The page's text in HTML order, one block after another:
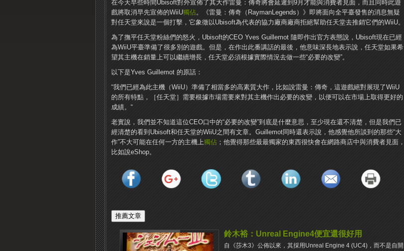
在今天早些時間Ubisoft對外宣佈了其大作雷曼：傳奇將會延遲到9月才能與消費者見面，而且同時此遊
戲將取消早先宣佈的WiiU獨佔。《雷曼：傳奇（RaymanLegends）》即將面向全平臺發售的消息無疑
對任天堂來說是一個打擊，它象徵以Ubisoft為代表的協力廠商廠商拒絕幫助任天堂去推銷它們的WiiU。
為了撫平任天堂粉絲們的怒火，Ubisoft的CEO Yves Guillemot 隨即作出官方表態說，Ubisoft現在已經
為WiiU平臺準備了很多別的遊戲。但是，在作出此番講話的最後，他意味深長地表示說，任天堂如果希
望其主機在銷量上可以繼續增長，任天堂必須根據實際情況去做一些“必要的改變”。
以下是Yves Guillemot 的原話：
“我們已經為此主機（WiiU）準備了相當多的高素質大作，比如說雷曼：傳奇，這遊戲絕對展現了WiiU
的所有特點，［任天堂］需要根據市場需要來對其主機作出必要的改變，以便可以在市場上取得更好的
成績。“
老實說，我們並不知道這位CEO口中的“必要的改變”到底是什麼意思，至少現在還不清楚，但是我們已
經清楚的看到Ubisoft和任天堂的WiiU之間有文章。Guillemot同時還表示說，他感覺他所談到的那些“大
作”不大可能在任何一方的主機上獨佔 ；他覺得那些最最獨家的東西很快會在網路商店中與消費者見面，
比如說eShop。
鈴木裕：Unreal Engine4便宜還很好用
自《莎木3》公佈以來，其採用Unreal Engine 4 (UC4)，而不是自開